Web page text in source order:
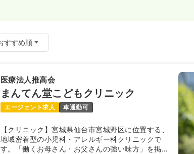
医療法人推高会
まんてん堂こどもクリニック
エージェント求人 車通勤可
【クリニック】宮城県仙台市宮城野区に位置する、
地域密着型の小児科・アレルギー科クリニックで
す。「働くお母さん・お父さんの強い味方」を掲